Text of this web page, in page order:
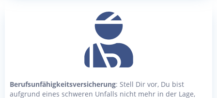
Berufsunfähigkeitsversicherung: Stell Dir vor, Du bist
aufgrund eines schweren Unfalls nicht mehr in der Lage,